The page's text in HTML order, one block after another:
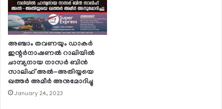
അഞ്ചാം തവണയും ഡാകര്‍
ഇന്റര്‍നാഷണല്‍ റാലിയില്‍
ചാമ്പ്യനായ നാസര്‍ ബിന്‍
സാലിഹ് അല്‍-അതിയ്യയെ
ഖത്തര്‍ അമീര്‍ അനുമോദിച്ചു
January 24, 2023